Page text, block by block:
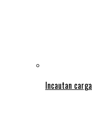
Incautan